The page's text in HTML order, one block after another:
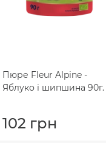
Пюре Fleur Alpine -
Яблуко і шипшина 90г.
102 грн